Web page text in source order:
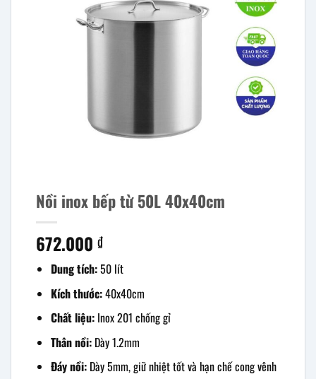
Nồi inox bếp từ 50L 40x40cm
672.000 ₫
Dung tích:50 lít
Kích thước:40x40cm
Chất liệu:Inox 201 chống gỉ
Thân nồi:Dày 1.2mm
Đáy nồi:Dày 5mm, giữ nhiệt tốt và hạn chế cong vênh